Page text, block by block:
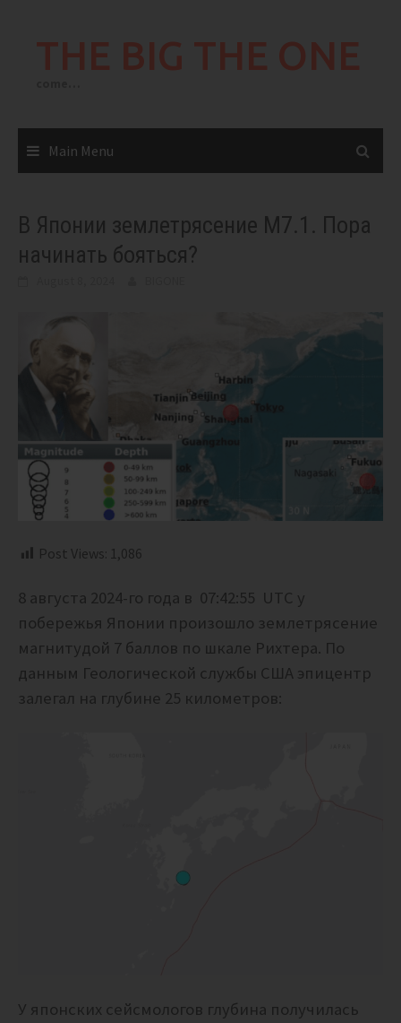
THE BIG THE ONE
Main Menu
В Японии землетрясение М7.1. Пора
начинать бояться?
Post Views: 1,086
8 августа 2024-го года в 07:42:55 UTC у
побережья Японии произошло землетрясение
магнитудой 7 баллов по шкале Рихтера. По
данным Геологической службы США эпицентр
залегал на глубине 25 километров:
У японских сейсмологов глубина получилась